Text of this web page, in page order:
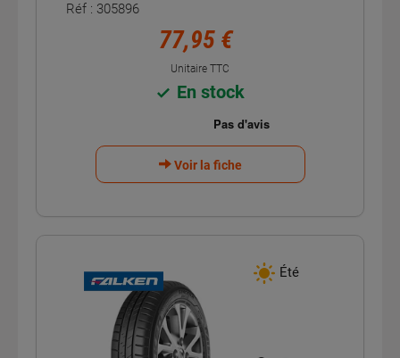
Réf : 305896
77,95 €
Unitaire TTC
En stock
Voir la fiche
Été